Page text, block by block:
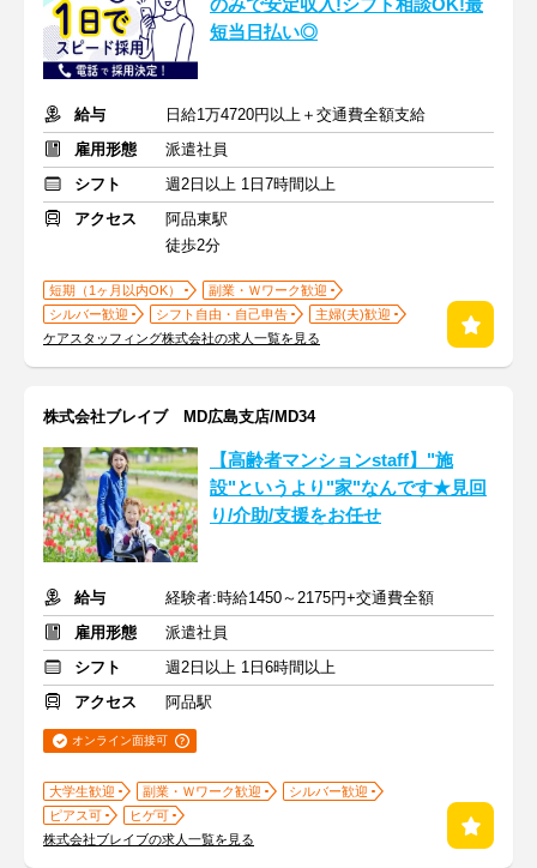
のみで安定収入!シフト相談OK!最
短当日払い◎
給与
日給1万4720円以上＋交通費全額支給
雇用形態
派遣社員
シフト
週2日以上 1日7時間以上
アクセス
阿品東駅
徒歩2分
短期（1ヶ月以内OK）
副業・Ｗワーク歓迎
シルバー歓迎
シフト自由・自己申告
主婦(夫)歓迎
ケアスタッフィング株式会社の求人一覧を見る
株式会社ブレイブ MD広島支店/MD34
【高齢者マンションstaff】"施
設"というより"家"なんです★見回
り/介助/支援をお任せ
給与
経験者:時給1450～2175円+交通費全額
雇用形態
派遣社員
シフト
週2日以上 1日6時間以上
アクセス
阿品駅
オンライン面接可
大学生歓迎 副業・Ｗワーク歓迎
シルバー歓迎
ピアス可
ヒゲ可
株式会社ブレイブの求人一覧を見る